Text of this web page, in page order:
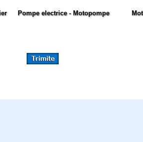
Pompe electrice - Motopompe